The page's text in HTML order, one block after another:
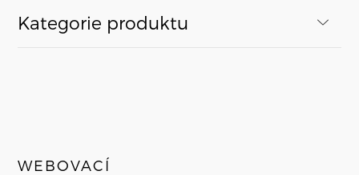
Kategorie produktu
WEBOVACÍ